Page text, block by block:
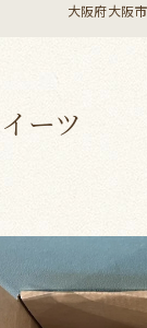
大阪府大阪
ーツ